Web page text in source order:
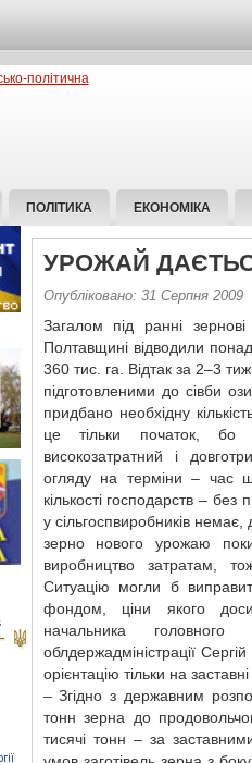
ПОЛІТИКА ЕКОНОМІКА
УРОЖАЙ
Опубліковано: 31 Серпня 2009
Загалом під ранні
Полтавщині відводили
360 тис. га. Відтак за 2–3
підготовленими до сівби
придбано необхідну
це тільки початок, бо
високозатратний і
огляду на терміни – час
кількості господарств –
у сільгоспвиробників
зерно нового урожаю
виробництво затратам,
Ситуацію могли б
фондом, ціни якого
начальника головного
облдержадміністрації
орієнтацію тільки на заставні
– Згідно з державним
тонн зерна до
тисячі тонн – за